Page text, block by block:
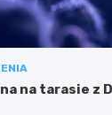
na tarasie z